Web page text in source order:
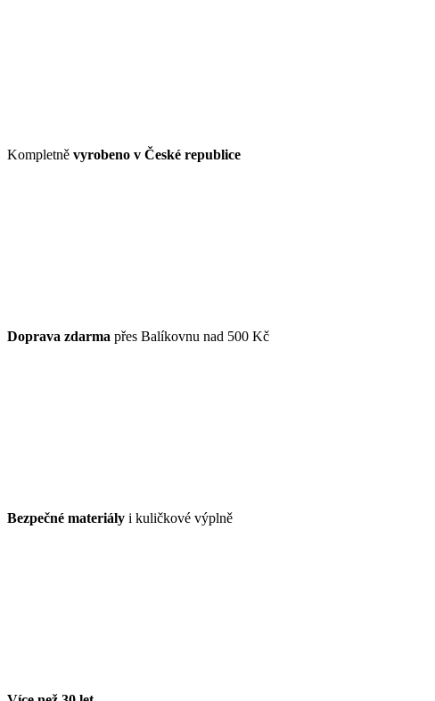
Kompletně vyrobeno v České republice
Doprava zdarma přes Balíkovnu nad 500 Kč
Bezpečné materiály i kuličkové výplně